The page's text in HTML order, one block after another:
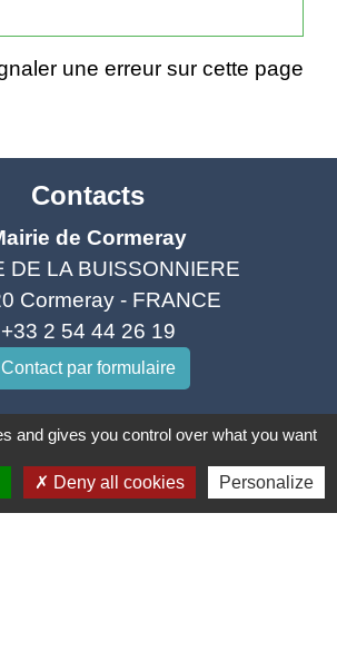
une erreur sur cette page
Contacts
de Cormeray
DE LA BUISSONNIERE
Cormeray - FRANCE
+33 2 54 44 26 19
Contact par formulaire
de la Mairie au Public :
14h00 à 18h00 / Vendredi
15h00 à 17h00
and gives you control over what you want
Deny all cookies Personalize